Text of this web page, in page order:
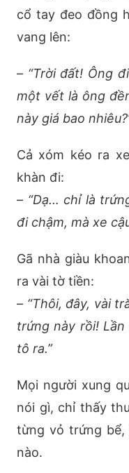
cổ tay đeo đồng
vang lên:
– “Trời đất! Ông
một vết là ông
này giá bao
Cả xóm kéo ra
khàn đi:
– “Dạ… chỉ là
đi chậm, mà xe
Gã nhà giàu
ra vài tờ tiền:
– “Thôi, đây, vài
trứng này rồi!
tô ra.”
Mọi người xung
nói gì, chỉ thấy
từng vỏ trứng bể,
nào.